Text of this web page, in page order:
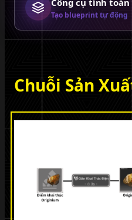
Tạo blueprint tự động
Chuỗi Sản